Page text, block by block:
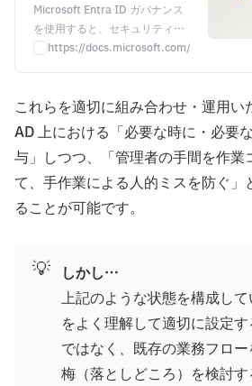
Governance
Microsoft Entra ID ガバナンス
を使用すると、セキュリティや
エンドユーザーの生産性に対す
ることができます。
https://docs.microsoft.com/ja-jp/
これらを適切に組み合わせ・運用
AD 上における「必要な時に・必要
与」しつつ、「管理者の手間を作業
て、手作業による人的ミスを防ぐ」
ることが可能です。
💡
しかし…
上記のような状態を構成し
をよく理解して適切に設定
ではなく、既存の業務フロ
梅（落としどころ）を検討